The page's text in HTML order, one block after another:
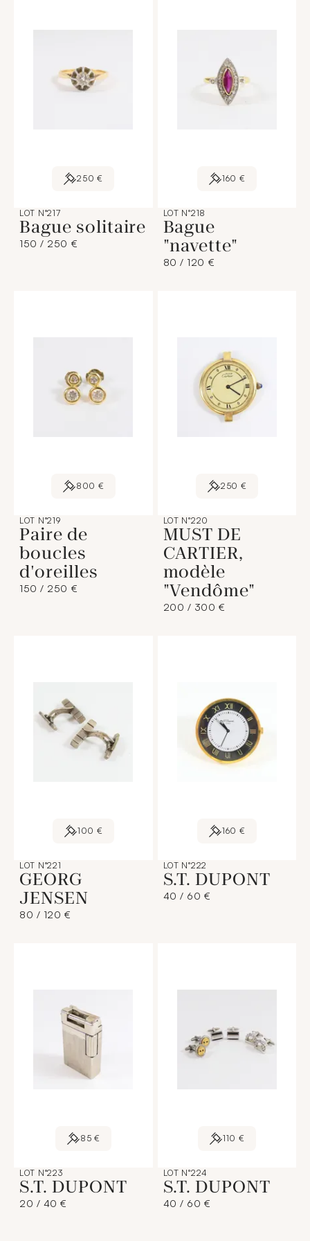
250 €
LOT N°217
Bague solitaire
150 / 250 €
160 €
LOT N°218
Bague
"navette"
80 / 120 €
800 €
LOT N°219
Paire de
boucles
d'oreilles
150 / 250 €
250 €
LOT N°220
MUST DE
CARTIER,
modèle
"Vendôme"
200 / 300 €
100 €
LOT N°221
GEORG
JENSEN
80 / 120 €
160 €
LOT N°222
S.T. DUPONT
40 / 60 €
85 €
LOT N°223
S.T. DUPONT
20 / 40 €
110 €
LOT N°224
S.T. DUPONT
40 / 60 €